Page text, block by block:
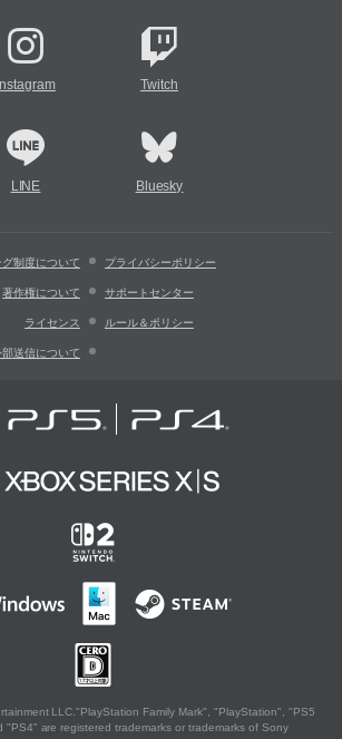
Twitch
LINE Bluesky
制度について プライバシーポリシー
著作権について サポートセンター
ライセンス ルール＆ポリシー
送信について
LLC."PlayStation Family Mark", "PlayStation", "PS5
are registered trademarks or trademarks of Sony